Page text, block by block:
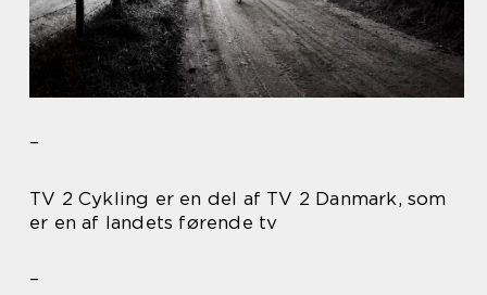
–
TV 2 Cykling er en del af TV 2 Danmark, som
er en af landets førende tv
–